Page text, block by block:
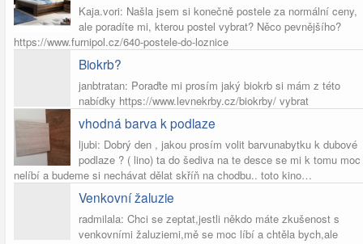
Kaja.vori: Našla jsem si konečně postele za normální ceny,
ale poradíte mi, kterou postel vybrat? Něco pevnějšího?
https://www.furnipol.cz/640-postele-do-loznice
Biokrb?
janbtratan: Poraďte mi prosím jaký biokrb si mám z této
nabídky https://www.levnekrby.cz/biokrby/ vybrat
vhodná barva k podlaze
ljubi: Dobrý den , jakou prosím volit barvunabytku k dubové
podlaze ? ( lino) ta do šediva na te desce se mi k tomu moc
nelíbí a budeme si nechávat dělat skříň na chodbu.. toto kino…
Venkovní žaluzie
radmilala: Chci se zeptat,jestli někdo máte zkušenost s
venkovními žaluziemi,mě se moc líbí a chtěla bych,ale